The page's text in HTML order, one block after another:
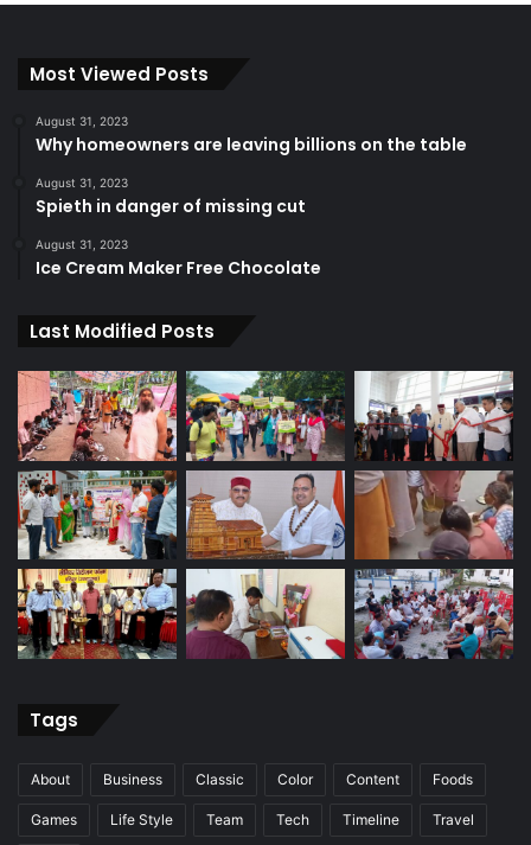
Most Viewed Posts
August 31, 2023
Why homeowners are leaving billions on the table
August 31, 2023
Spieth in danger of missing cut
August 31, 2023
Ice Cream Maker Free Chocolate
Last Modified Posts
Tags
About Business Classic Color Content Foods
Games Life Style Team Tech Timeline Travel